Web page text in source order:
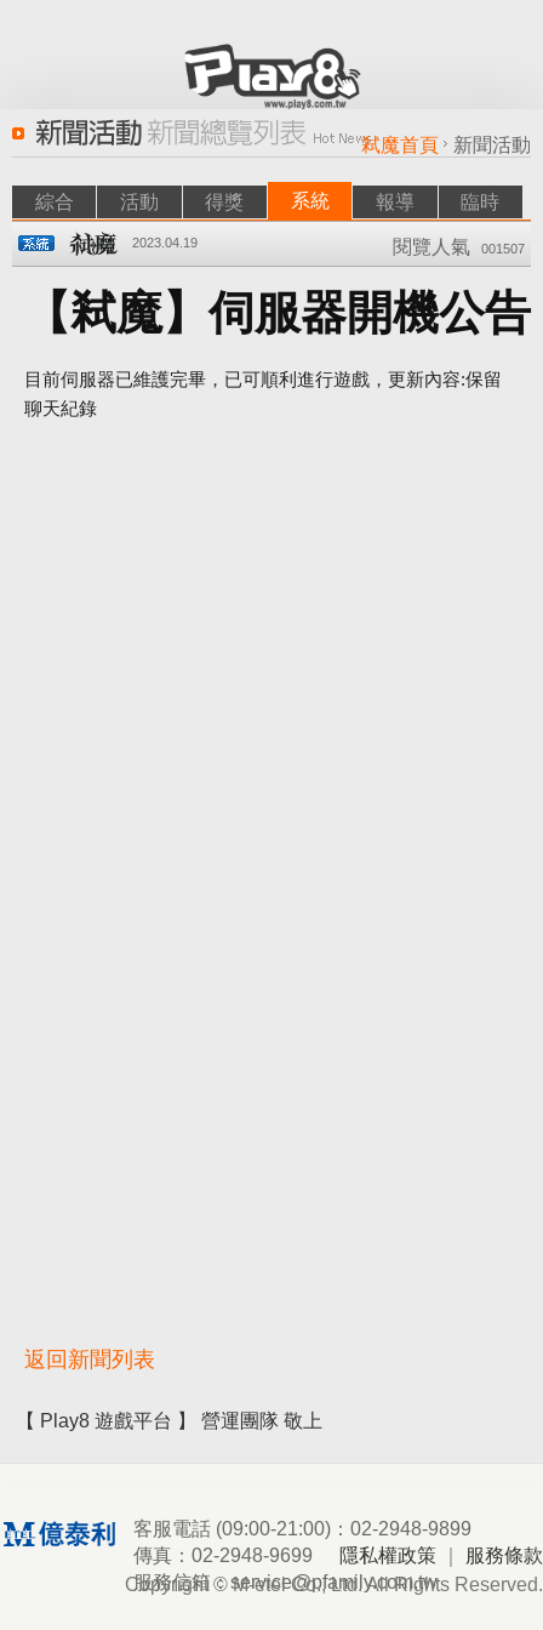
弒魔首頁 新聞活動
綜合 活動 得獎 系統 報導 臨時
2023.04.19 閱覽人氣 001507
【弒魔】伺服器開機公告
目前伺服器已維護完畢，已可順利進行遊戲，更新內容:保留
聊天紀錄
返回新聞列表
【 Play8 遊戲平台 】 營運團隊 敬上